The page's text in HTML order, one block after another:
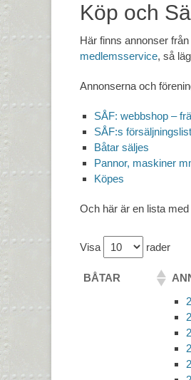
Köp och
Här finns annonser
medlemsservice, så
Annonserna och
SÅF: webbshop –
SÅF:s
Båtar säljes
Pannor, maskiner
Köpes
Och här är en lista
Visa rader
BÅTAR